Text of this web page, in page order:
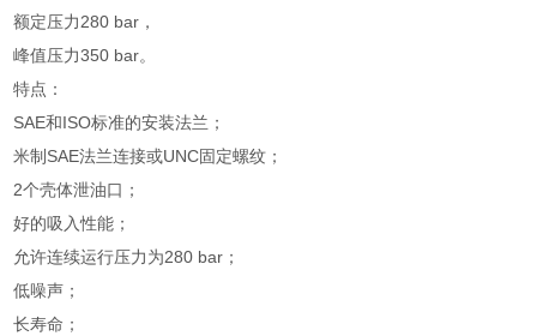
额定压力280 bar，
峰值压力350 bar。
特点：
SAE和ISO标准的安装法兰；
米制SAE法兰连接或UNC固定螺纹；
2个壳体泄油口；
好的吸入性能；
允许连续运行压力为280 bar；
低噪声；
长寿命；